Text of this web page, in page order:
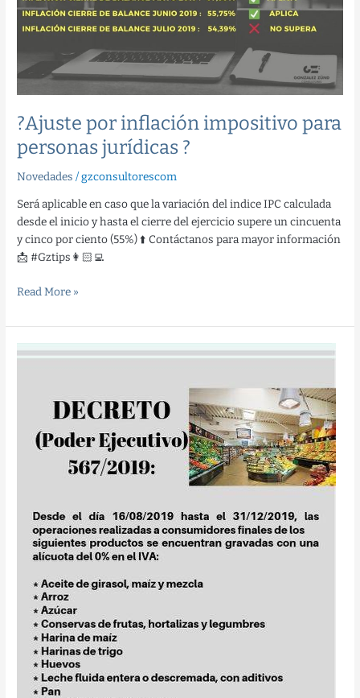
?Ajuste por inflación impositivo para
personas jurídicas ?
Novedades /gzconsultorescom
Será aplicable en caso que la variación del indice IPC calculada
desde el inicio y hasta el cierre del ejercicio supere un cincuenta
y cinco por ciento (55%) ⬆️ Contáctanos para mayor información
📩 #Gztips👩🏻‍💻
para
personas
Read More »
DECRETO
567/2019:
Reducción
temporal
por
las
ventas
consumidor
final
determinados
productos